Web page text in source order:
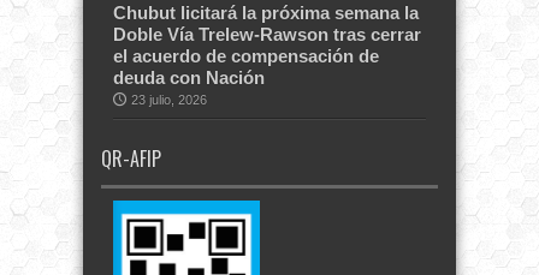
Chubut licitará la próxima semana la
Doble Vía Trelew-Rawson tras cerrar
el acuerdo de compensación de
deuda con Nación
23 julio, 2026
QR-AFIP